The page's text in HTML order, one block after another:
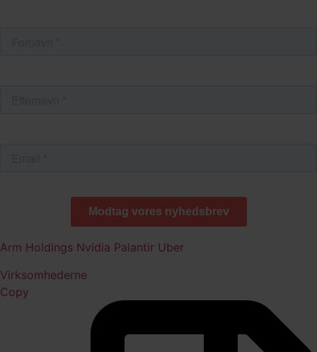
Arm Holdings Nvidia Palantir Uber
Virksomhederne
Copy